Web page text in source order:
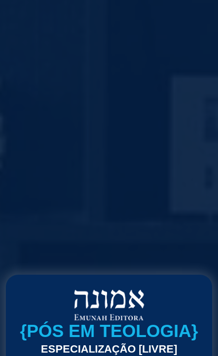
{PÓS EM TEOLOGIA}
ESPECIALIZAÇÃO [LIVRE]